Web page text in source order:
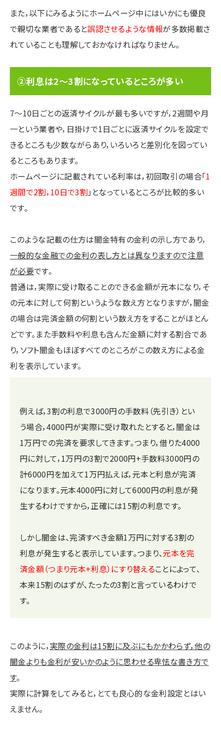
また，以下にみるようにホームページ中にはいかにも優良
で親切な業者であると誤認させるような情報が多数掲載さ
れていることも理解しておかなければなりません。
②利息は2～3割になっているところが多い
7～10日ごとの返済サイクルが最も多いですが，2週間や月
一という業者や，日掛けで1日ごとに返済サイクルを設定で
きるところも少数ながらあり，いろいろと差別化を図ってい
るところもあります。
ホームページに記載されている利率は，初回取引の場合「1
週間で2割，10日で3割 」となっているところが比較的多い
です。
このような記載の仕方は闇金特有の金利の示し方であり，
一般的な金融での金利の表し方とは異なりますので注意
が必要です。
普通は，実際に受け取ることのできる金額が元本になり，そ
の元本に対して何割というような数え方となりますが，闇金
の場合は完済金額の何割という数え方をすることがほとん
どです。また手数料や利息も含んだ金額に対する割合であ
り，ソフト闇金もほぼすべてのところがこの数え方による金
利を表示しています。
例えば，3割の利息で3000円の手数料（先引き）とい
う場合，4000円が実際に受け取れたとすると，闇金は
1万円での完済を要求してきます。つまり，借りた4000
円に対して，1万円の3割で2000円+手数料3000円の
計6000円を加えて1万円払えば，元本と利息が完済
になります。元本4000円に対して6000円の利息が発
生するわけですから，正確には15割の利息です。
しかし闇金は、完済すべき金額1万円に対する3割の
利息が発生すると表示しています。つまり、元本を完
済金額（つまり元本+利息）にすり替えることによって、
本来15割のはずが、たったの3割と言っているわけで
す。
このように， 実際の金利は15割に及ぶにもかかわらず，他の
闇金よりも金利が安いかのように思わせる卑怯な書き方で
す。
実際に計算をしてみると，とても良心的な金利設定とはい
えません。